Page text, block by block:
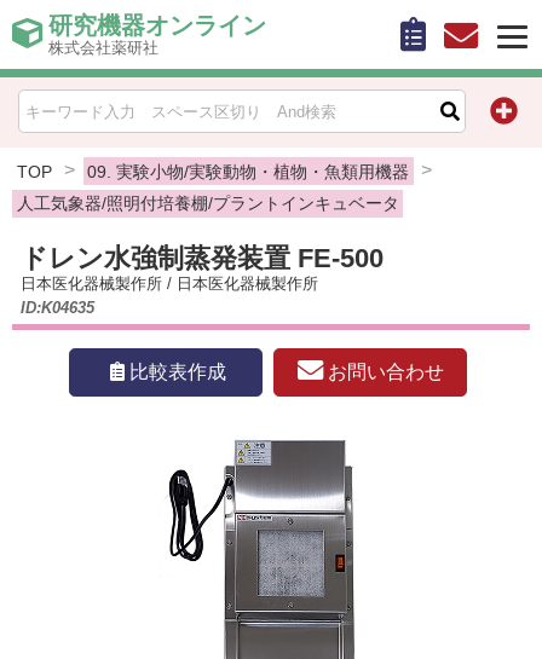
研究機器オンライン
株式会社薬研社
TOP
09. 実験小物/実験動物・植物・魚類用機器
人工気象器/照明付培養棚/プラントインキュベータ
ドレン水強制蒸発装置 FE-500
日本医化器械製作所/ 日本医化器械製作所
ID:K04635
比較表作成 お問い合わせ
HOME
比較表作成
お知らせ
機器キャンペーン情報一覧